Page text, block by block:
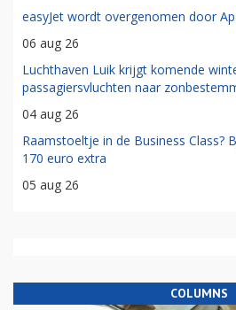
easyJet wordt overgenomen door
06 aug 26
Luchthaven Luik krijgt komende
passagiersvluchten naar
04 aug 26
Raamstoeltje in de Business Class?
170 euro extra
05 aug 26
COLUMNS